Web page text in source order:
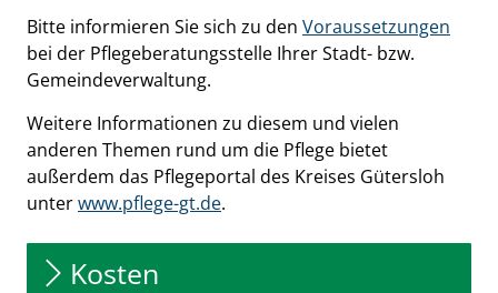
Bitte informieren Sie sich zu den Voraussetzungen
bei der Pflegeberatungsstelle Ihrer Stadt- bzw.
Gemeindeverwaltung.
Weitere Informationen zu diesem und vielen
anderen Themen rund um die Pflege bietet
außerdem das Pflegeportal des Kreises Gütersloh
unterwww.pflege-gt.de.
Kosten